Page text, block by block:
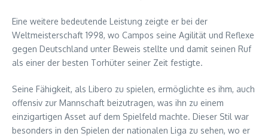
Eine weitere bedeutende Leistung zeigte er bei der
Weltmeisterschaft 1998, wo Campos seine Agilität und Reflexe
gegen Deutschland unter Beweis stellte und damit seinen Ruf
als einer der besten Torhüter seiner Zeit festigte.
Seine Fähigkeit, als Libero zu spielen, ermöglichte es ihm, auch
offensiv zur Mannschaft beizutragen, was ihn zu einem
einzigartigen Asset auf dem Spielfeld machte. Dieser Stil war
besonders in den Spielen der nationalen Liga zu sehen, wo er